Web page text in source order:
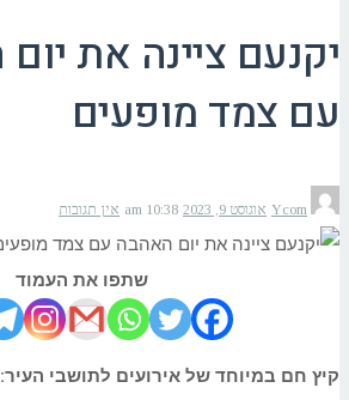
יקנעם ציינה את
עם צמד מופעים
Ycom אוגוסט 9, 2023 10:38 am אין תגובות
שתפו את העמוד
קיץ חם במיוחד של אירועים לתושבי העיר: